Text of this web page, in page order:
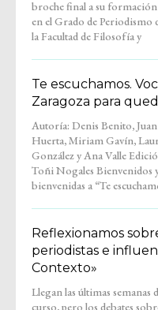
broche final a su formación
en el Grado de Periodismo
la Facultad de Filosofía y
Entremedios. Su trabajo nos
Te escuchamos.
Zaragoza para
Autoría: Denis Benito, Juan
Huerta, Miriam Gavín,
González y Ana Valle Edición:
Toñi Nogales Bienvenidos y
bienvenidas a “Te
Voces de quienes llegaron a
Zaragoza para quedarse”.
espacio tranquilo, hecho para
escuchar sin prisas y
Reflexionamos
periodistas e
Contexto»
Llegan las últimas semanas
curso, pero los debates
nuestro propio podcast
#Entremedios. Laura